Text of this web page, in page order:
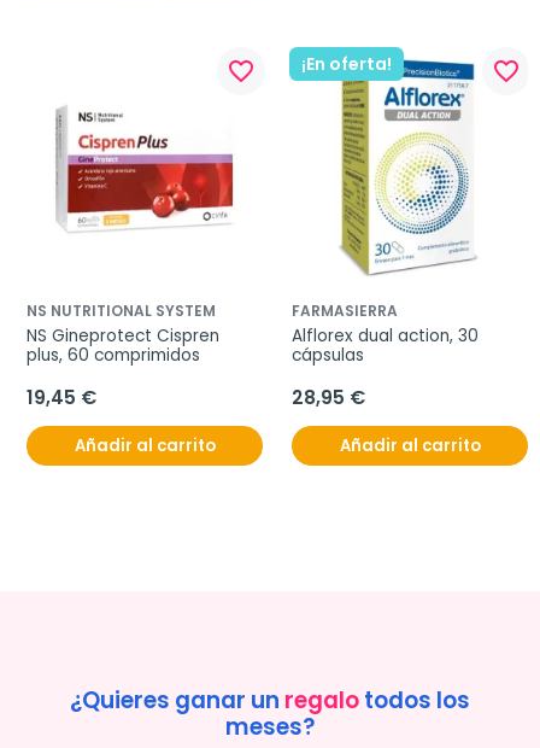
favorite_border
NS NUTRITIONAL SYSTEM
NS Gineprotect Cispren
plus, 60 comprimidos
19,45 €
Añadir al carrito
¡En oferta! favorite_border
FARMASIERRA
Alflorex dual action, 30
cápsulas
28,95 €
Añadir al carrito
¿Quieres ganar un regalotodos los
meses?